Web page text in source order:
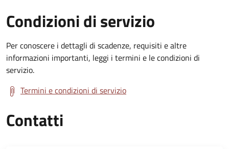
Condizioni di servizio
Per conoscere i dettagli di scadenze, requisiti e altre
informazioni importanti, leggi i termini e le condizioni di
servizio.
Termini e condizioni di servizio
Contatti